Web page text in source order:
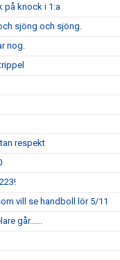
på knock i 1:a
sjöng och sjöng.
nog.
respekt
vill se handboll lör 5/11
går......